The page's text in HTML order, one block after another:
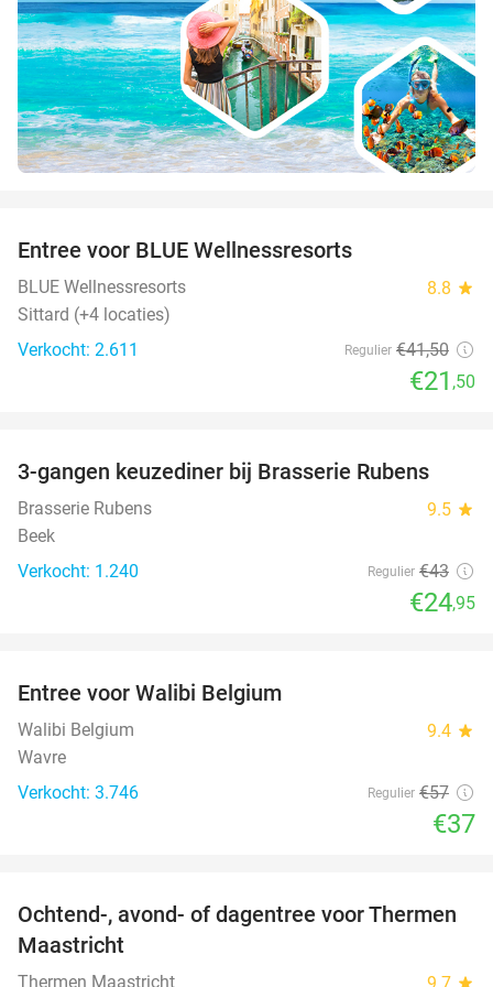
Entree voor BLUE Wellnessresorts
BLUE Wellnessresorts 8.8 star
Sittard (+4 locaties)
Verkocht: 2.611
Regulier €41,50
€21 ,50
42%
3-gangen keuzediner bij Brasserie Rubens
Brasserie Rubens 9.5 star
Beek
Verkocht: 1.240
Regulier €43
€24,95
Entree voor Walibi Belgium
Walibi Belgium 9.4 star
Wavre
Verkocht: 3.746
Regulier €57
€37
25%
Ochtend-, avond- of dagentree voor Thermen
Maastricht
Thermen Maastricht star